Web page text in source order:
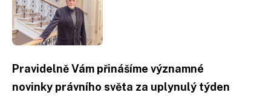
Pravidelně Vám přinášíme významné
novinky právního světa za uplynulý týden